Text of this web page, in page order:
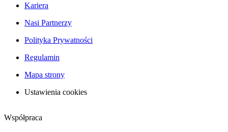
Kariera
Nasi Partnerzy
Polityka Prywatności
Regulamin
Mapa strony
Ustawienia cookies
Współpraca